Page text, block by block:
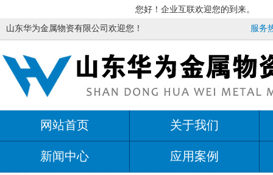
您好！企业互联欢迎您的到来。
山东华为金属物资有限公司欢迎您！ 服务
网站首页 关于我们
新闻中心 应用案例